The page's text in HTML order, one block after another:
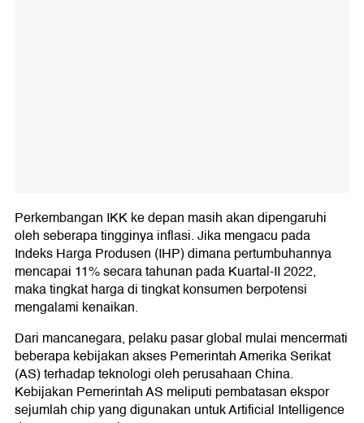
Perkembangan IKK ke depan masih akan dipengaruhi
oleh seberapa tingginya inflasi. Jika mengacu pada
Indeks Harga Produsen (IHP) dimana pertumbuhannya
mencapai 11% secara tahunan pada Kuartal-II 2022,
maka tingkat harga di tingkat konsumen berpotensi
mengalami kenaikan.
Dari mancanegara, pelaku pasar global mulai mencermati
beberapa kebijakan akses Pemerintah Amerika Serikat
(AS) terhadap teknologi oleh perusahaan China.
Kebijakan Pemerintah AS meliputi pembatasan ekspor
sejumlah chip yang digunakan untuk Artificial Intelligence